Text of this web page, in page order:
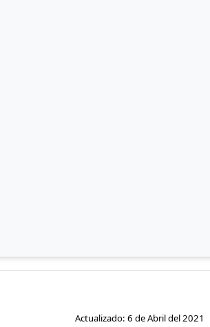
Actualizado: 6 de Abril del 2021